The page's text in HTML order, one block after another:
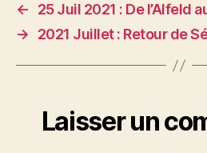
←
25 Juil 2021 : De l’Alfeld
→
2021 Juillet : Retour de
Laisser un